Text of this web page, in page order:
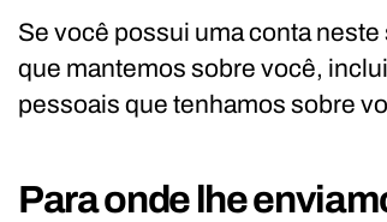
Se você possui uma conta
que mantemos sobre você,
pessoais que tenhamos sobre
Para onde lhe